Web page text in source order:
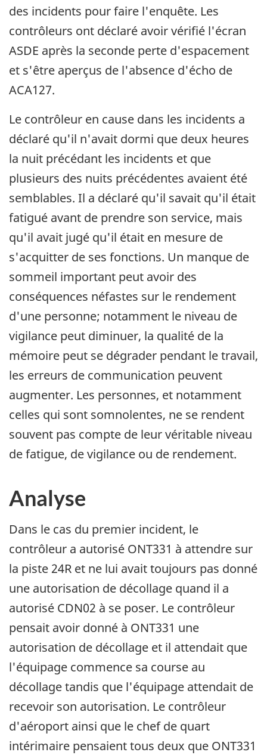
des incidents pour faire l'enquête. Les
contrôleurs ont déclaré avoir vérifié l'écran
ASDE après la seconde perte d'espacement
et s'être aperçus de l'absence d'écho de
ACA127.
Le contrôleur en cause dans les incidents a
déclaré qu'il n'avait dormi que deux heures
la nuit précédant les incidents et que
plusieurs des nuits précédentes avaient été
semblables. Il a déclaré qu'il savait qu'il était
fatigué avant de prendre son service, mais
qu'il avait jugé qu'il était en mesure de
s'acquitter de ses fonctions. Un manque de
sommeil important peut avoir des
conséquences néfastes sur le rendement
d'une personne; notamment le niveau de
vigilance peut diminuer, la qualité de la
mémoire peut se dégrader pendant le travail,
les erreurs de communication peuvent
augmenter. Les personnes, et notamment
celles qui sont somnolentes, ne se rendent
souvent pas compte de leur véritable niveau
de fatigue, de vigilance ou de rendement.
Analyse
Dans le cas du premier incident, le
contrôleur a autorisé ONT331 à attendre sur
la piste 24R et ne lui avait toujours pas donné
une autorisation de décollage quand il a
autorisé CDN02 à se poser. Le contrôleur
pensait avoir donné à ONT331 une
autorisation de décollage et il attendait que
l'équipage commence sa course au
décollage tandis que l'équipage attendait de
recevoir son autorisation. Le contrôleur
d'aéroport ainsi que le chef de quart
intérimaire pensaient tous deux que ONT331